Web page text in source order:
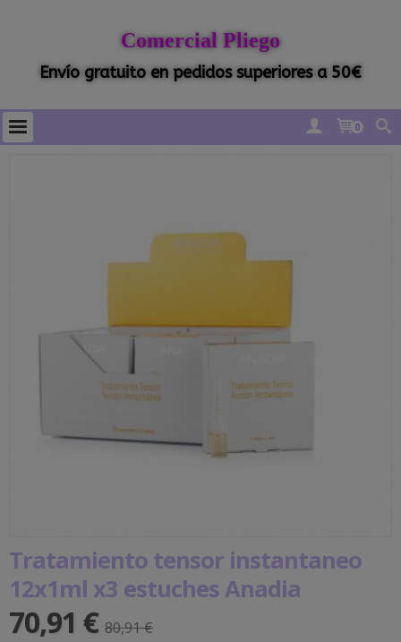
Comercial Pliego
Envío gratuito en pedidos superiores a 50€
0
Tratamiento tensor instantaneo
12x1ml x3 estuches Anadia
70,91 € 80,91 €